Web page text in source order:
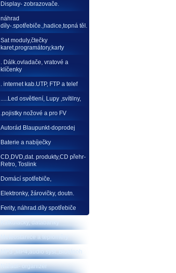
Display- zobrazovače.
náhrad
díly-.spotřebiče.,hadice,topná těl.
Sat moduly,čtečky
karet,programátory,karty
. Dálk.ovladače, vratové a
klíčenky
. internet kab.UTP, FTP a telef
.....Led osvětlení, Lupy ,svítilny,
.pojistky nožové a pro FV
Autorád Blaupunkt-doprodej
Baterie a nabíječky
CD,DVD,dat. produkty,CD přehr-
Retro, Toslink
Domácí spotřebiče,
Elektronky, žárovičky, doutn.
Ferity, náhrad.díly spotřebiče
Kalkulačky, databanky
Meteostanice a teploměry
MP3 ,MP4,audio syst.,Bluetooh
Nářadí- organizér